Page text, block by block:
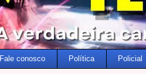
Fale conosco Política Policial